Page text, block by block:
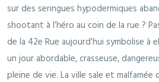
sur des seringues hypodermiques
shootant à l’héro au coin de la rue ?
de la 42e Rue aujourd’hui symbolise à
un jour abordable, crasseuse,
pleine de vie. La ville sale et malfamée